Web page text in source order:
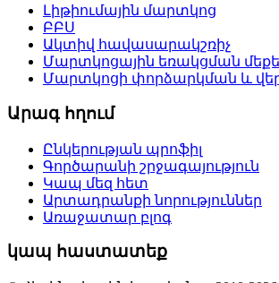
Լիթիումային մարտկոց
ԲԲՍ
Ակտիվ հավասարակշռիչ
Մարտկոցային եռակցման
Մարտկոցի փորձարկման և
Արագ հղում
Ընկերության պրոֆիլ
Գործարանի շրջագայություն
Կապ մեզ հետ
Արտադրանքի նորություններ
Առաջատար բլոգ
կապ հաստատեք